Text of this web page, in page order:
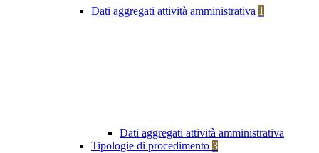
Dati aggregati attività amministrativa 1
Dati aggregati attività amministrativa
Tipologie di procedimento 3